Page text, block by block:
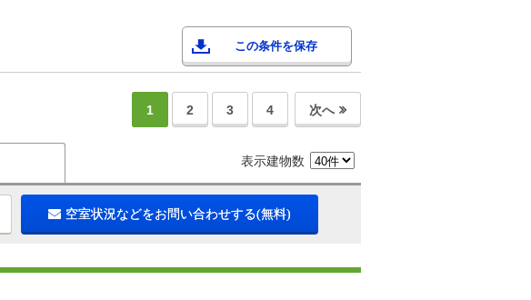
この条件を保存
1 2 3 4 次へ
表示建物数
空室状況などをお問い合わせする(無料)